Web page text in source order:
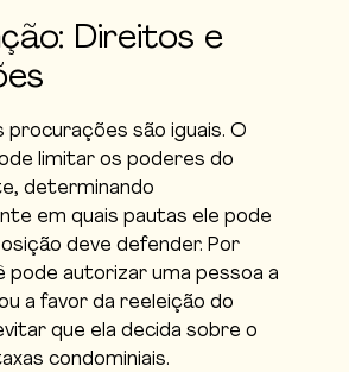
Direitos e
procurações são iguais. O
limitar os poderes do
determinando
em quais pautas ele pode
deve defender. Por
pode autorizar uma pessoa a
a favor da reeleição do
que ela decida sobre o
condominiais.